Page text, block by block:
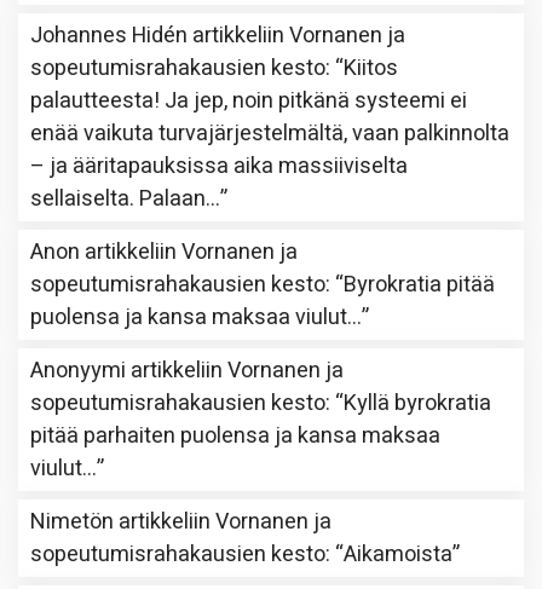
Johannes Hidén artikkeliinVornanen ja
sopeutumisrahakausien kesto: “Kiitos
palautteesta! Ja jep, noin pitkänä systeemi ei
enää vaikuta turvajärjestelmältä, vaan palkinnolta
– ja ääritapauksissa aika massiiviselta
sellaiselta. Palaan…”
Anon artikkeliinVornanen ja
sopeutumisrahakausien kesto: “Byrokratia pitää
puolensa ja kansa maksaa viulut…”
Anonyymi artikkeliinVornanen ja
sopeutumisrahakausien kesto: “Kyllä byrokratia
pitää parhaiten puolensa ja kansa maksaa
viulut…”
Nimetön artikkeliinVornanen ja
sopeutumisrahakausien kesto: “Aikamoista”